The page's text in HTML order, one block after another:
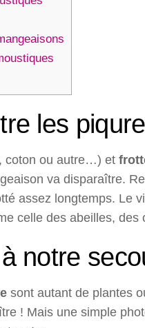
les
coton ou autre…) et
va disparaître.
assez longtemps. Le
celle des abeilles,
notre
sont autant de plantes
! Mais une simple